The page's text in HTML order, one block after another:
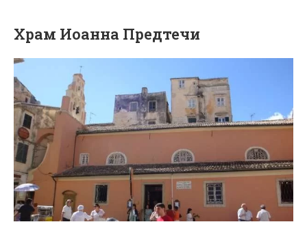
Храм Иоанна Предтечи